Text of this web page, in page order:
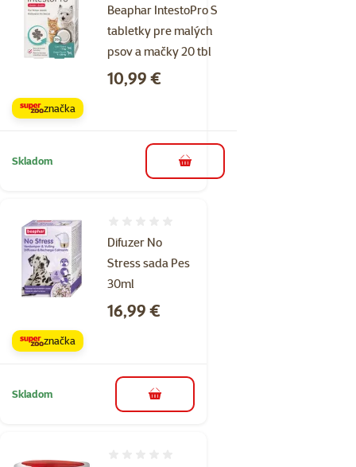
Beaphar IntestoPro S
tabletky pre malých
psov a mačky 20 tbl
Cena
10,99 €
značka
Skladom do košíka
Difuzer No
Stress sada Pes
30ml
Cena
16,99 €
značka
Skladom do košíka